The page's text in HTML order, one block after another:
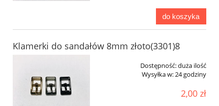
do koszyka
Klamerki do sandałów 8mm złoto(3301)8
Dostępność:duża ilość
Wysyłka w:24 godziny
2,00 zł